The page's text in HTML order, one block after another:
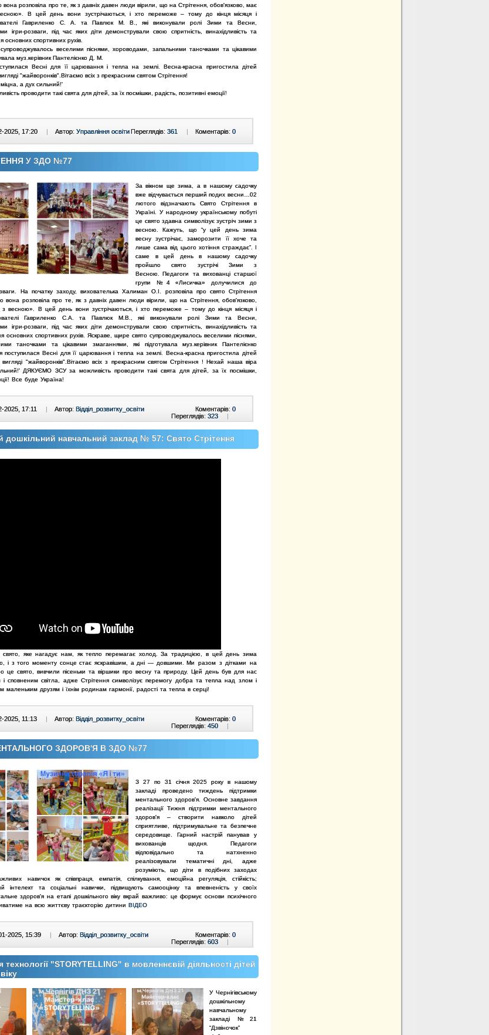
вона розповіла про те, як з давніх давен люди вірили, що на Стрітення, обов'язково, має
В цей день вони зустрічаються, і хто переможе – тому до кінця місяця і
Гавриленко С. А. та Павлюк М. В., які виконували ролі Зими та Весни,
ігри-розваги, під час яких діти демонстрували свою спритність, винахідливість та
основних спортивних рухів.
веселими піснями, хороводами, запальними таночками та цікавими
муз.керівник Пантелієнко Д. М.
Весні для її царювання і тепла на землі. Весна-красна пригостила дітей
"жайворонків".Вітаємо всіх з прекрасним святом Стрітення!
а дух сильний!'
проводити такі свята для дітей, за їх посмішки, радість, позитивні емоції!
2025, 17:20 | Автор: Управління освіти Коментарів: 0
Переглядів: 361 |
У ЗДО №77
За вікном ще зима, а в нашому садочку
вже відчувається перший подих весни…02
лютого відзначають Свято Стрітення в
Україні. У народному українському побуті
це свято здавна символізує зустріч зими з
весною. Кажуть, що “у цей день зима
весну зустрічає, заморозити її хоче та
лише сама від цього хотіння страждає”. І
саме в цей день в нашому садочку
пройшло свято зустрічі Зими з
Весною.Педагоги та вихованці старшої
групи №4 «Лисичка» долучилися до
На початку заходу, вихователька Халиман О.І. розповіла про свято Стрітення
вона розповіла про те, як з давніх давен люди вірили, що на Стрітення, обов'язково,
весною». В цей день вони зустрічаються, і хто переможе – тому до кінця місяця і
Гавриленко С.А. та Павлюк М.В., які виконували ролі Зими та Весни,
ігри-розваги, під час яких діти демонстрували свою спритність, винахідливість та
основних спортивних рухів. Яскраве, щире свято супроводжувалось веселими піснями,
таночками та цікавими змаганнями, які підготувала муз.керівник Пантелієнко
поступилася Весні для її царювання і тепла на землі. Весна-красна пригостила дітей
"жайворонків".Вітаємо всіх з прекрасним святом Стрітення !Нехай наша віра
ДЯКУЄМО ЗСУ за можливість проводити такі свята для дітей, за їх посмішки,
Все буде Україна!
2025, 17:11 | Автор: Відділ_розвитку_освіти Коментарів: 0
Переглядів: 323 |
дошкільний навчальний заклад № 57: Свято Стрітення
яке нагадує нам, як тепло перемагає холод. За традицією, в цей день зима
і з того моменту сонце стає яскравішим, а дні — довшими.Ми разом з дітками на
це свято, вивчили пісеньки та віршики про весну та природу. Цей день був для нас
і сповненим світла, адже Стрітення символізує перемогу добра та тепла над злом і
маленьким друзям і їхнім родинам гармонії, радості та тепла в серці!
2025, 11:13 | Автор: Відділ_розвитку_освіти Коментарів: 0
Переглядів: 450 |
ЗДОРОВ'Я В ЗДО №77
З 27 по 31 січня 2025 року в нашому
закладі проведено тиждень підтримки
ментального здоров'я. Основне завдання
реалізації Тижня підтримки ментального
здоров'я – створити навколо дітей
сприятливе, підтримувальне та безпечне
середовище. Гарний настрій панував у
вихованців щодня. Педагоги
відповідально та натхненно
реалізовували тематичні дні, адже
розуміють, що діти в подібних заходах
навичок як співпраця, емпатія, спілкування, емоційна регуляція, стійкість;
інтелект та соціальні навички, підвищують самооцінку та впевненість у своїх
здоров'я на етапі дошкільного віку вкрай важливо: це формує основи психічного
на всю життєву траєкторію дитини ВІДЕО
2025, 15:39 | Автор: Відділ_розвитку_освіти Коментарів: 0
Переглядів: 603 |
технології "STORYTELLING" в мовленнєвій діяльності дітей
У Чернігівському
дошкільному
навчальному
закладі №21
“Дзвіночок”